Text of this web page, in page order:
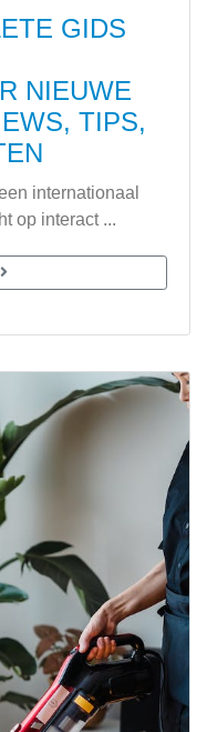
GIDS
NIEUWE
TIPS,
internationaal
op interact ...